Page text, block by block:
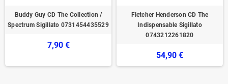
Buddy Guy CD The Collection /
Spectrum ‎Sigillato 0731454435529
7,90 €
Fletcher Henderson ‎CD The
Indispensable Sigillato
0743212261820
54,90 €